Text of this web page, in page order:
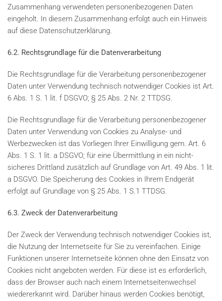
Zusammenhang verwendeten personenbezogenen Daten
eingeholt. In diesem Zusammenhang erfolgt auch ein Hinweis
auf diese Datenschutzerklärung.
6.2. Rechtsgrundlage für die Datenverarbeitung
Die Rechtsgrundlage für die Verarbeitung personenbezogener
Daten unter Verwendung technisch notwendiger Cookies ist Art.
6 Abs. 1 S. 1 lit. f DSGVO; § 25 Abs. 2 Nr. 2 TTDSG.
Die Rechtsgrundlage für die Verarbeitung personenbezogener
Daten unter Verwendung von Cookies zu Analyse- und
Werbezwecken ist das Vorliegen Ihrer Einwilligung gem. Art. 6
Abs. 1 S. 1 lit. a DSGVO; für eine Übermittlung in ein nicht-
sicheres Drittland zusätzlich auf Grundlage von Art. 49 Abs. 1 lit.
a DSGVO. Die Speicherung des Cookies in Ihrem Endgerät
erfolgt auf Grundlage von § 25 Abs. 1 S.1 TTDSG.
6.3. Zweck der Datenverarbeitung
Der Zweck der Verwendung technisch notwendiger Cookies ist,
die Nutzung der Internetseite für Sie zu vereinfachen. Einige
Funktionen unserer Internetseite können ohne den Einsatz von
Cookies nicht angeboten werden. Für diese ist es erforderlich,
dass der Browser auch nach einem Internetseitenwechsel
wiedererkannt wird. Darüber hinaus werden Cookies benötigt,